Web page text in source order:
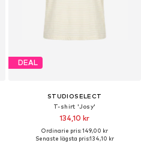
DEAL
STUDIOSELECT
T-shirt 'Josy'
134,10 kr
Ordinarie pris: 149,00 kr
Senaste lägsta pris:134,10 kr